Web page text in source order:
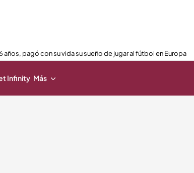
años, pagó con su vida su sueño de jugar al fútbol en Europa
Infinity Más